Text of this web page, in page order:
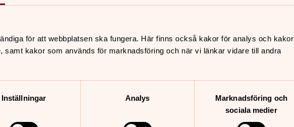
för att webbplatsen ska fungera. Här finns också kakor för analys och kakor
samt kakor som används för marknadsföring och när vi länkar vidare till andra
Inställningar Analys
Marknadsföring och
sociala medier